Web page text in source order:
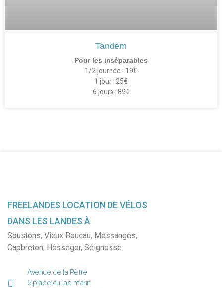
Tandem
Pour les inséparables
1/2 journée : 19€
1 jour : 25€
6 jours : 89€
FREELANDES LOCATION DE VÉLOS
DANS LES LANDES À
Soustons, Vieux Boucau, Messanges,
Capbreton, Hossegor, Seignosse
Avenue de la Pètre
6 place du lac marin